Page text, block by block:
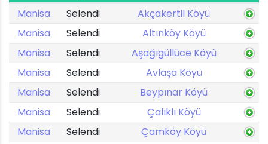
Manisa Selendi
Akçakertil Köyü
Manisa
Selendi
Altınköy Köyü
Manisa
Selendi
Aşağıgüllüce Köyü
Manisa
Selendi
Avlaşa Köyü
Manisa
Selendi
Beypınar Köyü
Manisa
Selendi
Çalıklı Köyü
Manisa
Selendi
Çamköy Köyü